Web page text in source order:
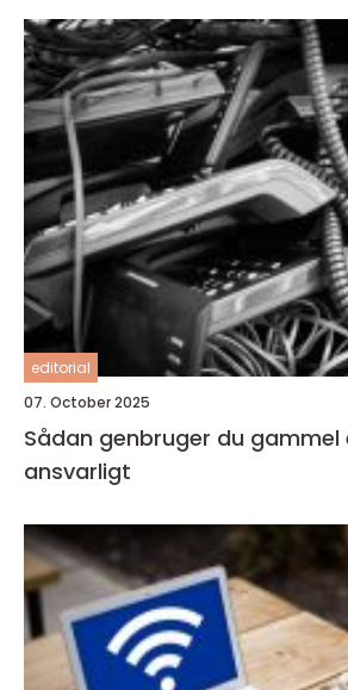
editorial
07. October 2025
Sådan genbruger du gammel
ansvarligt